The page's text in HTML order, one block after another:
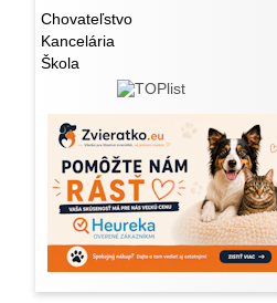
Chovateľstvo
Kancelária
Škola